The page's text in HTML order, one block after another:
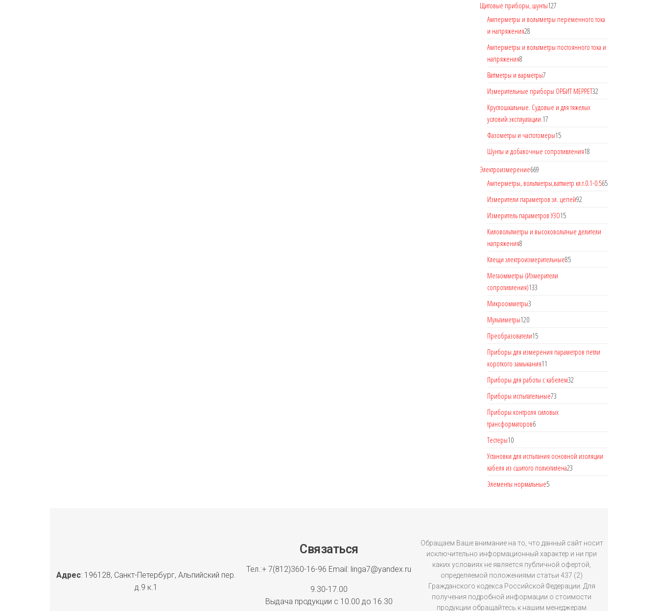
Щитовые приборы, шунты127
Амперметры и вольтметры переменного тока
и напряжения28
Амперметры и вольтметры постоянного тока и
напряжения8
Ваттметры и варметры7
Измерительные приборы ОРБИТ МЕРРЕТ32
Круглошкальные. Судовые и для тяжелых
условий эксплуатации.17
Фазометры и частотомеры15
Шунты и добавочные сопротивления18
Электроизмерение669
Амперметры, вольтметры,ваттметр кл.т.0.1-0.565
Измерители параметров эл. цепей92
Измеритель параметров УЗО15
Киловольтметры и высоковольтные делители
напряжения8
Клещи электроизмерительные85
Мегаомметры (Измерители
сопротивления)133
Микроомметры3
Мультиметры120
Преобразователи15
Приборы для измерения параметров петли
короткого замыкания11
Приборы для работы с кабелем32
Приборы испытательные73
Приборы контроля силовых
трансформаторов6
Тестеры10
Установки для испытания основной изоляции
кабеля из сшитого полиэтилена23
Элементы нормальные5
Адрес: 196128, Санкт-Петербург, Альпийский пер.
д.9 к.1
Связаться
Тел.:+ 7(812)360-16-96 Email: linga7@yandex.ru
9.30-17.00
Выдача продукции с 10.00 до 16.30
Обращаем Ваше внимание на то, что данный сайт носит
исключительно информационный характер и ни при
каких условиях не является публичной офертой,
определяемой положениями статьи 437 (2)
Гражданского кодекса Российской Федерации. Для
получения подробной информации о стоимости
продукции обращайтесь к нашим менеджерам